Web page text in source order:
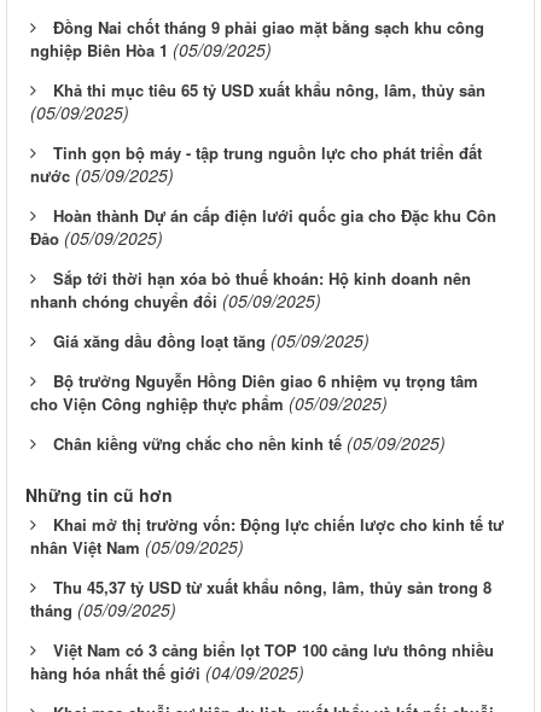
Đồng Nai chốt tháng 9 phải giao mặt bằng sạch khu công
nghiệp Biên Hòa 1 (05/09/2025)
Khả thi mục tiêu 65 tỷ USD xuất khẩu nông, lâm, thủy sản
(05/09/2025)
Tinh gọn bộ máy - tập trung nguồn lực cho phát triển đất
nước (05/09/2025)
Hoàn thành Dự án cấp điện lưới quốc gia cho Đặc khu Côn
Đảo (05/09/2025)
Sắp tới thời hạn xóa bỏ thuế khoán: Hộ kinh doanh nên
nhanh chóng chuyển đổi (05/09/2025)
Giá xăng dầu đồng loạt tăng (05/09/2025)
Bộ trưởng Nguyễn Hồng Diên giao 6 nhiệm vụ trọng tâm
cho Viện Công nghiệp thực phẩm (05/09/2025)
Chân kiềng vững chắc cho nền kinh tế (05/09/2025)
Những tin cũ hơn
Khai mở thị trường vốn: Động lực chiến lược cho kinh tế tư
nhân Việt Nam (05/09/2025)
Thu 45,37 tỷ USD từ xuất khẩu nông, lâm, thủy sản trong 8
tháng (05/09/2025)
Việt Nam có 3 cảng biển lọt TOP 100 cảng lưu thông nhiều
hàng hóa nhất thế giới (04/09/2025)